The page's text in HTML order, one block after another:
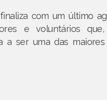
com um último
e voluntários
a ser uma das